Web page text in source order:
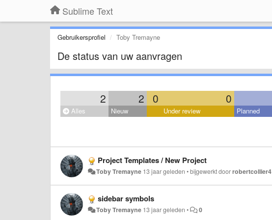
Sublime Text
Gebruikersprofiel Toby Tremayne
De status van uw aanvragen
2 2 0 0
Alles Nieuw Under review Planned
Project Templates / New Project
Toby Tremayne 13 jaar geleden •bijgewerkt doorrobertcollier4
sidebar symbols
Toby Tremayne 13 jaar geleden • 0